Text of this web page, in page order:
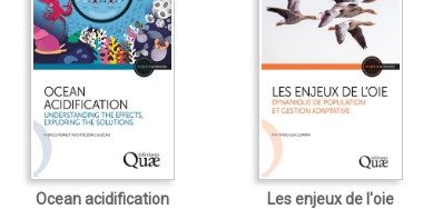
Ocean acidification Les enjeux de l'oie